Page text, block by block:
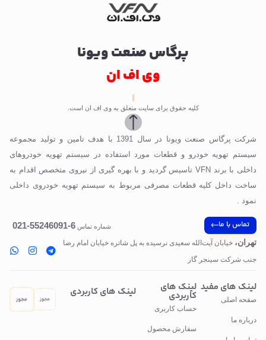
پرگاس صنعت ویونا
وی اف ان
کلیه حقوق برای سایت متعلق به وی اف ان است.
شرکت پرگاس صنعت ویونا در سال 1391 با هدف تامین و تولید مجموعه
سیستم تهویه خودرو و قطعات مورد استفاده در سیستم تهویه خودروهای
داخلی با برند VFN تاسیس گردید و با بهره گیری از نیروی متخصص اقدام به
ساخت داخل کلیه قطعات مصرفی مربوط به سیستم تهویه خودروی داخلی
نمود .
تماس با ما شماره تماس 6-55246091-021
تهران، خیابان آیت‌الله سعیدی نرسیده به پل‌ شاتره خیابان امام رضا
جنب شرکت سینجر گاز
لینک های مفید
صفحه اصلی
درباره ما
لینک های
کاربردی
حساب کاربری
سفارش محصول
لینک های کاربردی